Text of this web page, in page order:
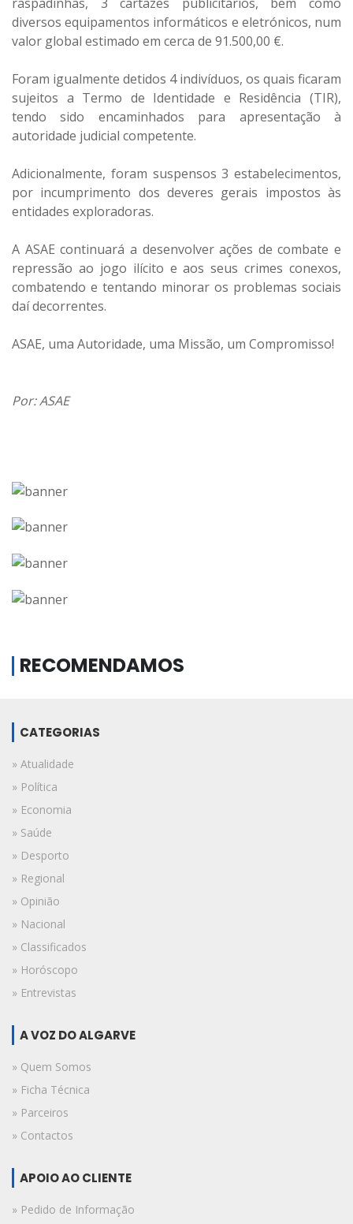
diversos equipamentos informáticos e eletrónicos, num
valor global estimado em cerca de 91.500,00 €.
Foram igualmente detidos 4 indivíduos, os quais ficaram
sujeitos a Termo de Identidade e Residência (TIR),
tendo sido encaminhados para apresentação à
autoridade judicial competente.
Adicionalmente, foram suspensos 3 estabelecimentos,
por incumprimento dos deveres gerais impostos às
entidades exploradoras.
A ASAE continuará a desenvolver ações de combate e
repressão ao jogo ilícito e aos seus crimes conexos,
combatendo e tentando minorar os problemas sociais
daí decorrentes.
ASAE, uma Autoridade, uma Missão, um Compromisso!
Por: ASAE
RECOMENDAMOS
CATEGORIAS
» Atualidade
» Política
» Economia
» Saúde
» Desporto
» Regional
» Opinião
» Nacional
» Classificados
» Horóscopo
» Entrevistas
A VOZ DO ALGARVE
» Quem Somos
» Ficha Técnica
» Parceiros
» Contactos
APOIO AO CLIENTE
» Pedido de Informação